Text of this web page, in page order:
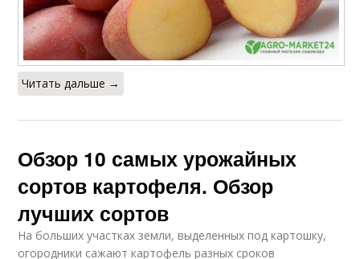
Читать дальше →
Обзор 10 самых урожайных
сортов картофеля. Обзор
лучших сортов
На больших участках земли, выделенных под картошку,
огородники сажают картофель разных сроков